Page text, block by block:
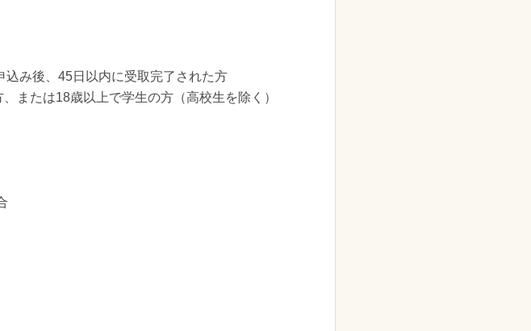
み後、45日以内に受取完了された方
または18歳以上で学生の方（高校生を除く）